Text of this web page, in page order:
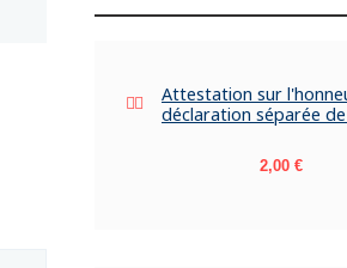
Attestation sur
déclaration séparée
Prix
2,00 €